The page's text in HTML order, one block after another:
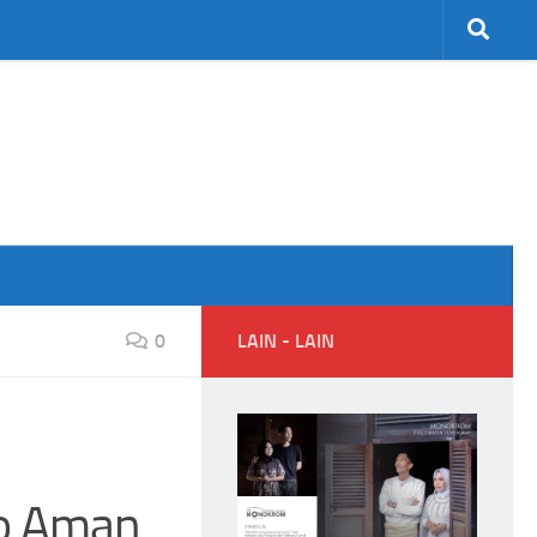
0
Aman
LAIN - LAIN